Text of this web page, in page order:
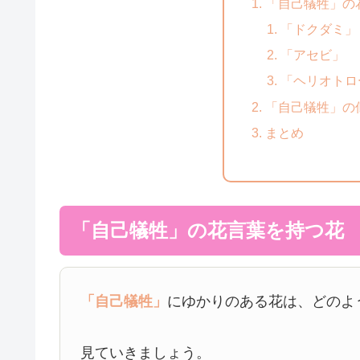
「自己犠牲」
「ドクダミ」
「アセビ」
「ヘリオトロ
「自己犠牲」
まとめ
「自己犠牲」の花言葉を持つ花
「自己犠牲」 にゆかりのある花は、どのよ
見ていきましょう。